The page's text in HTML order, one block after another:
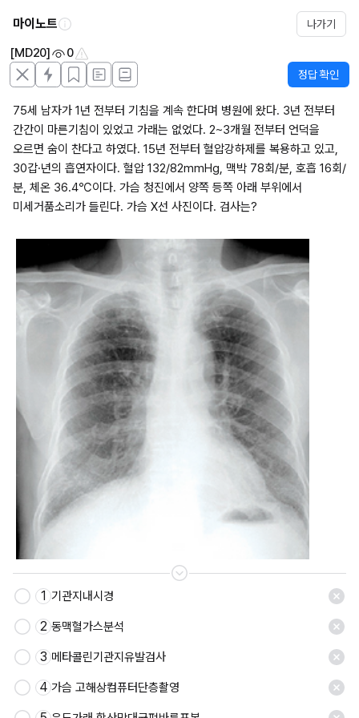
마이노트 나가기
[MD20] 0
정답 확인
75세 남자가 1년 전부터 기침을 계속 한다며 병원에 왔다. 3년 전부터
간간이 마른기침이 있었고 가래는 없었다. 2~3개월 전부터 언덕을
오르면 숨이 찬다고 하였다. 15년 전부터 혈압강하제를 복용하고 있고,
30갑·년의 흡연자이다. 혈압 132/82mmHg, 맥박 78회/분, 호흡 16회/
분, 체온 36.4℃이다. 가슴 청진에서 양쪽 등쪽 아래 부위에서
미세거품소리가 들린다. 가슴 X선 사진이다. 검사는?
저장
1 기관지내시경
2 동맥혈가스분석
3 메타콜린기관지유발검사
4 가슴 고해상컴퓨터단층촬영